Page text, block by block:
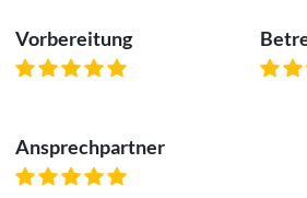
Vorbereitung
Ansprechpartner